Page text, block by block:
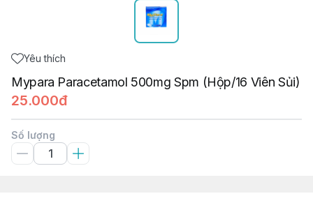
Yêu thích
Mypara Paracetamol 500mg Spm (Hộp/16 Viên Sủi)
25.000đ
Số lượng